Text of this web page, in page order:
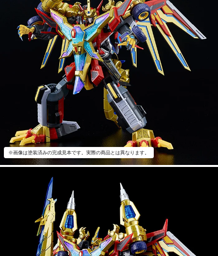
※画像は塗装済みの完成見本です。実際の商品とは異なります。